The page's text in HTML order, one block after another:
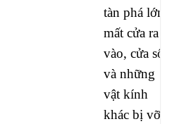
tàn phá lớn,
mất cửa ra
vào, cửa sổ
và những
vật kính
khác bị vỡ.